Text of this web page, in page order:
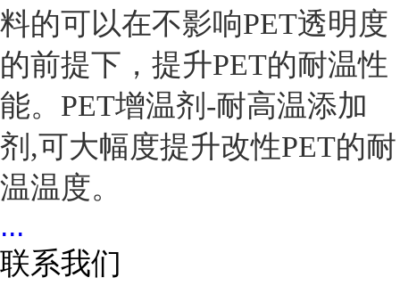
料的可以在不影响PET透明度
的前提下，提升PET的耐温性
能。PET增温剂-耐高温添加
剂,可大幅度提升改性PET的耐
温温度。
...
联系我们